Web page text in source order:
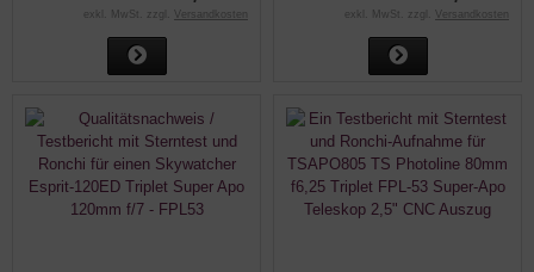
exkl. MwSt. zzgl. Versandkosten exkl. MwSt. zzgl. Versandkosten